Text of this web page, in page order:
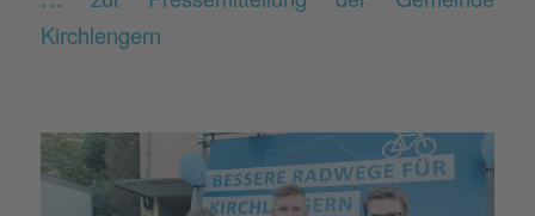
Kirchlengern